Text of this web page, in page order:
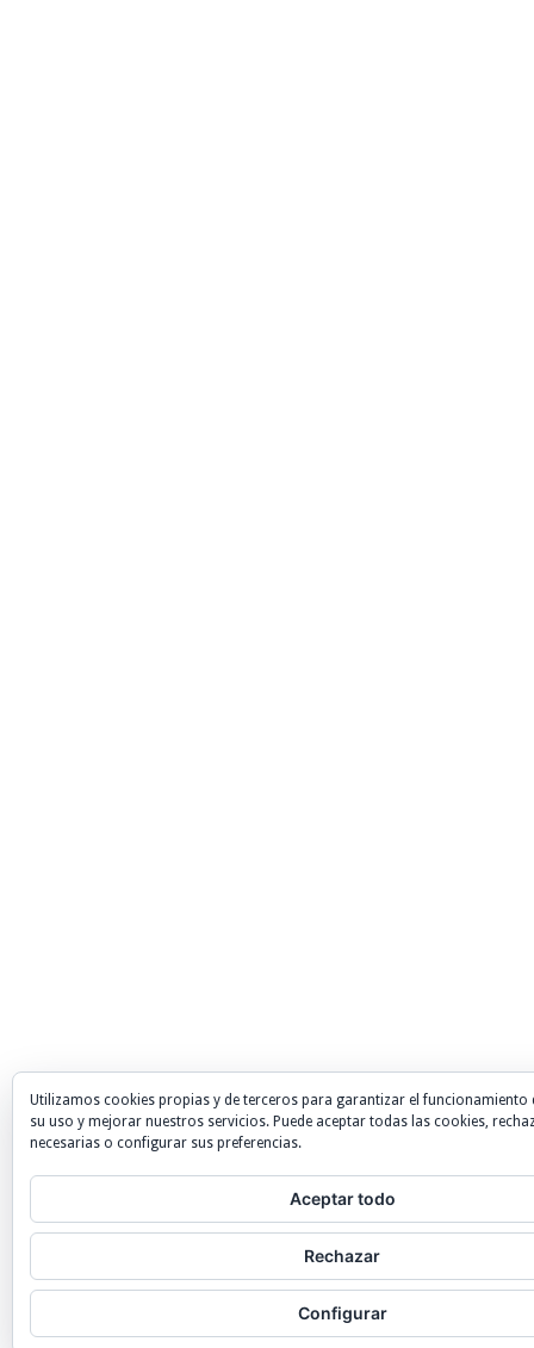
Utilizamos cookies propias y de terceros para garantizar el funcionamiento
su uso y mejorar nuestros servicios. Puede aceptar todas las cookies,
necesarias o configurar sus preferencias.
Aceptar todo
Rechazar
Configurar